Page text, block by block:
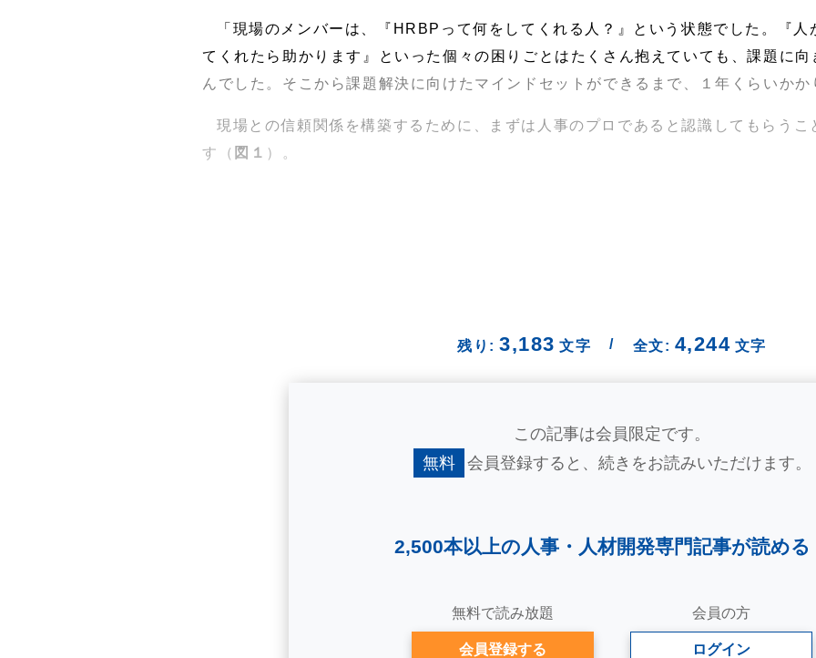
「現場のメンバーは、『HRBPって何をしてくれる人？』という状態でした。『
てくれたら助かります』といった個々の困りごとはたくさん抱えていても、課題に
んでした。そこから課題解決に向けたマインドセットができるまで、１年くらいか
現場との信頼関係を構築するために、まずは人事のプロであると認識してもらう
す（ 図１ ）。
残り: 3,183 文字 / 全文: 4,244 文字
この記事は会員限定です。
無料
会員登録すると、 続きをお読みいただけます。
2,500本以上の人事・ 人材開発専門記事が読める
無料で読み放題
会員登録する
会員の方
ログイン